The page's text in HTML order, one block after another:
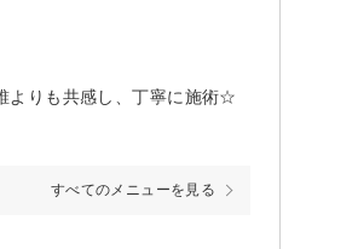
よりも共感し、丁寧に施術☆
すべてのメニューを見る